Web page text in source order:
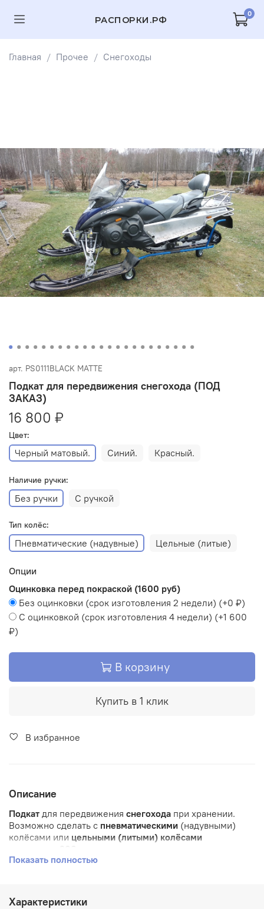
РАСПОРКИ.РФ
0
Главная Прочее Снегоходы
арт. PS0111BLACK MATTE
Подкат для передвижения снегохода (ПОД
ЗАКАЗ)
16 800 ₽
Цвет:
Черный матовый. Синий. Красный.
Наличие ручки:
Без ручки С ручкой
Тип колёс:
Пневматические (надувные) Цельные (литые)
Опции
Оцинковка перед покраской (1600 руб)
Без оцинковки (срок изготовления 2 недели) (+0 ₽)
С оцинковкой (срок изготовления 4 недели) (+1 600
₽)
В корзину
Купить в 1 клик
В избранное
Описание
Подкат для передвижения снегохода при хранении.
Возможно сделать с пневматическими (надувными)
колёсами или цельными (литыми) колёсами
поверхностям.
Показать полностью
Характеристики